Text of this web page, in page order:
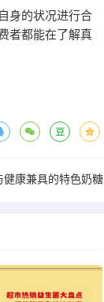
身的状况进行合
者都能在了解真
健康兼具的特色奶糖